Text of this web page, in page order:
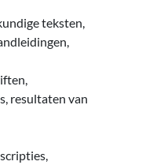
teksten,
resultaten van